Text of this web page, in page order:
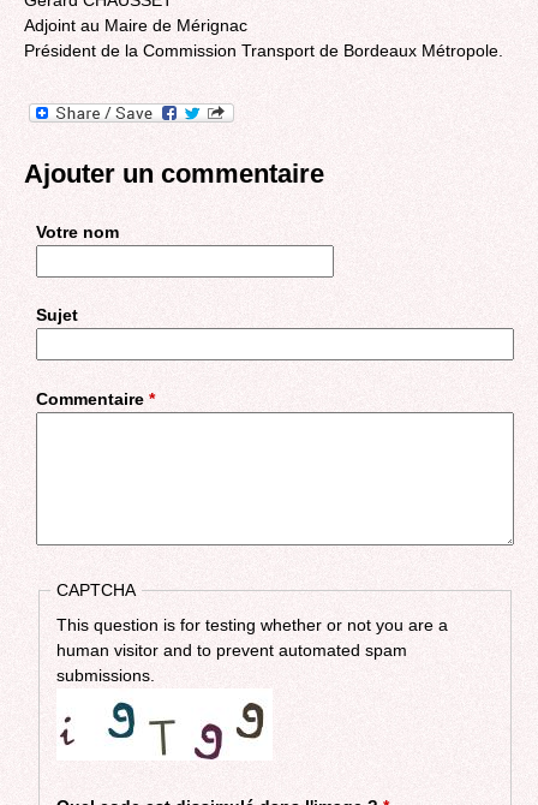
Adjoint au Maire de Mérignac
Président de la Commission Transport de Bordeaux Métropole.
Ajouter un commentaire
Votre nom
Sujet
Commentaire*
CAPTCHA
This question is for testing whether or not you are a
human visitor and to prevent automated spam
submissions.